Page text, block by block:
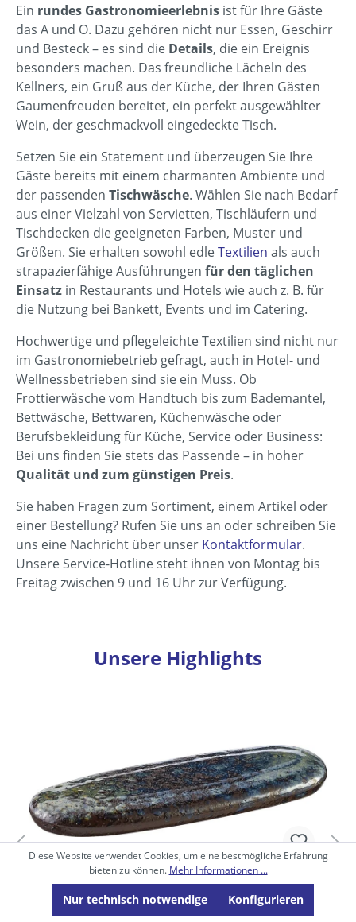
Ein rundes Gastronomieerlebnis ist für Ihre Gäste
das A und O. Dazu gehören nicht nur Essen, Geschirr
und Besteck – es sind die Details, die ein Ereignis
besonders machen. Das freundliche Lächeln des
Kellners, ein Gruß aus der Küche, der Ihren Gästen
Gaumenfreuden bereitet, ein perfekt ausgewählter
Wein, der geschmackvoll eingedeckte Tisch.
Setzen Sie ein Statement und überzeugen Sie Ihre
Gäste bereits mit einem charmanten Ambiente und
der passenden Tischwäsche. Wählen Sie nach Bedarf
aus einer Vielzahl von Servietten, Tischläufern und
Tischdecken die geeigneten Farben, Muster und
Größen. Sie erhalten sowohl edleTextilien als auch
strapazierfähige Ausführungen für den täglichen
Einsatz in Restaurants und Hotels wie auch z. B. für
die Nutzung bei Bankett, Events und im Catering.
Hochwertige und pflegeleichte Textilien sind nicht nur
im Gastronomiebetrieb gefragt, auch in Hotel- und
Wellnessbetrieben sind sie ein Muss. Ob
Frottierwäsche vom Handtuch bis zum Bademantel,
Bettwäsche, Bettwaren, Küchenwäsche oder
Berufsbekleidung für Küche, Service oder Business:
Bei uns finden Sie stets das Passende – in hoher
Qualität und zum günstigen Preis.
Sie haben Fragen zum Sortiment, einem Artikel oder
einer Bestellung? Rufen Sie uns an oder schreiben Sie
uns eine Nachricht über unser Kontaktformular.
Unsere Service-Hotline steht ihnen von Montag bis
Freitag zwischen 9 und 16 Uhr zur Verfügung.
Unsere Highlights
Playground, Stein - Besteckbänkchen, blau,
11,5 x 4,5 cm
Diese Website verwendet Cookies, um eine bestmögliche Erfahrung
bieten zu können. Mehr Informationen ...
Nur technisch notwendige Konfigurieren